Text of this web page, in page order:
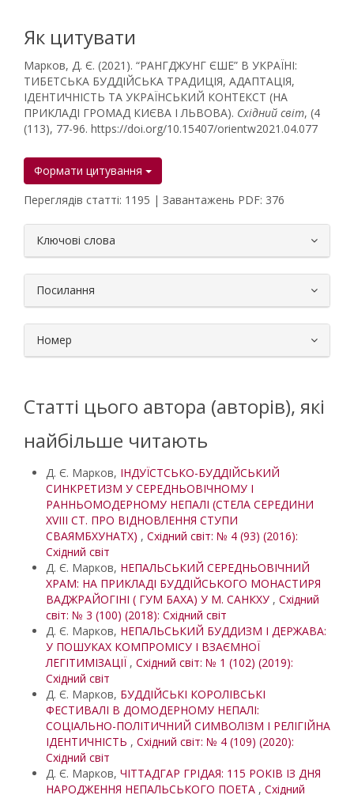
Як цитувати
Марков, Д. Є. (2021). “РАНГДЖУНГ ЄШЕ” В УКРАЇНІ:
ТИБЕТСЬКА БУДДІЙСЬКА ТРАДИЦІЯ, АДАПТАЦІЯ,
ІДЕНТИЧНІСТЬ ТА УКРАЇНСЬКИЙ КОНТЕКСТ (НА
ПРИКЛАДІ ГРОМАД КИЄВА І ЛЬВОВА). Східний світ, (4
(113), 77-96. https://doi.org/10.15407/orientw2021.04.077
Формати цитування
Переглядів статті: 1195 | Завантажень PDF: 376
Ключові слова
Посилання
Номер
Статті цього автора (авторів), які
найбільше читають
Д. Є. Марков, ІНДУЇСТСЬКО-БУДДІЙСЬКИЙ
СИНКРЕТИЗМ У СЕРЕДНЬОВІЧНОМУ І
РАННЬОМОДЕРНОМУ НЕПАЛІ (СТЕЛА СЕРЕДИНИ
XVIII СТ. ПРО ВІДНОВЛЕННЯ СТУПИ
СВАЯМБХУНАТХ) , Східний світ: № 4 (93) (2016):
Східний світ
Д. Є. Марков, НЕПАЛЬСЬКИЙ СЕРЕДНЬОВІЧНИЙ
ХРАМ: НА ПРИКЛАДІ БУДДІЙСЬКОГО МОНАСТИРЯ
ВАДЖРАЙОГІНІ ( ГУМ БАХА) У М. САНКХУ , Східний
світ: № 3 (100) (2018): Східний світ
Д. Є. Марков, НЕПАЛЬСЬКИЙ БУДДИЗМ І ДЕРЖАВА:
У ПОШУКАХ КОМПРОМІСУ І ВЗАЄМНОЇ
ЛЕГІТИМІЗАЦІЇ , Східний світ: № 1 (102) (2019):
Східний світ
Д. Є. Марков, БУДДІЙСЬКІ КОРОЛІВСЬКІ
ФЕСТИВАЛІ В ДОМОДЕРНОМУ НЕПАЛІ:
СОЦІАЛЬНО-ПОЛІТИЧНИЙ СИМВОЛІЗМ І РЕЛІГІЙНА
ІДЕНТИЧНІСТЬ , Східний світ: № 4 (109) (2020):
Східний світ
Д. Є. Марков, ЧІТТАДГАР ГРІДАЯ: 115 РОКІВ ІЗ ДНЯ
НАРОДЖЕННЯ НЕПАЛЬСЬКОГО ПОЕТА , Східний